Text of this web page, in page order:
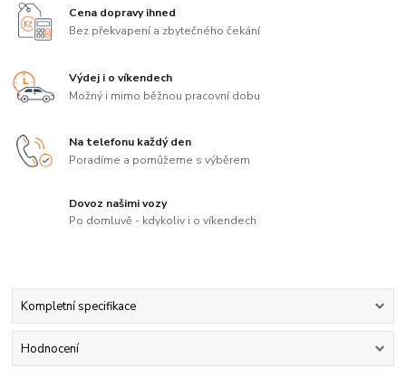
Cena dopravy ihned
Bez překvapení a zbytečného čekání
Výdej i o víkendech
Možný i mimo běžnou pracovní dobu
Na telefonu každý den
Poradíme a pomůžeme s výběrem
Dovoz našimi vozy
Po domluvě - kdykoliv i o víkendech
Kompletní specifikace
Hodnocení